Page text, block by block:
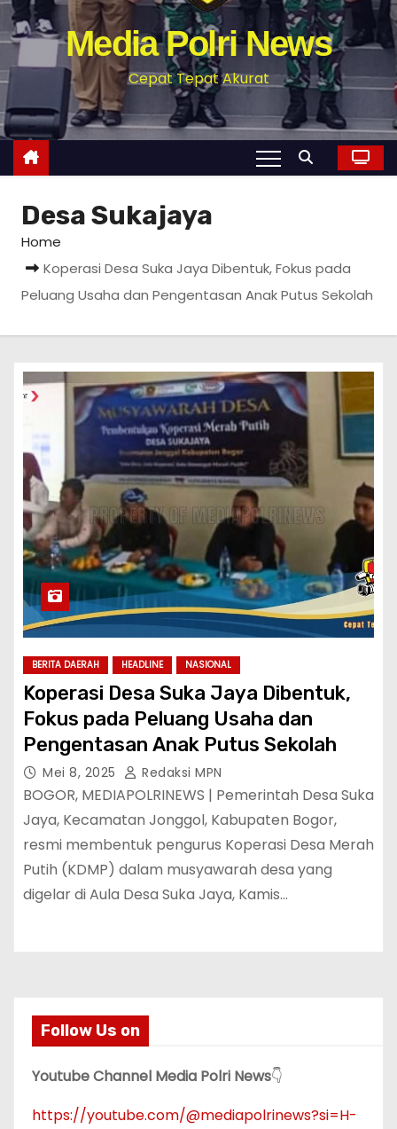
Media Polri News
Cepat Tepat Akurat
Desa Sukajaya
Home
Koperasi Desa Suka Jaya Dibentuk, Fokus pada
Peluang Usaha dan Pengentasan Anak Putus Sekolah
BERITA DAERAH HEADLINE NASIONAL
Koperasi Desa Suka Jaya Dibentuk,
Fokus pada Peluang Usaha dan
Pengentasan Anak Putus Sekolah
Mei 8, 2025 Redaksi MPN
‎‎BOGOR, MEDIAPOLRINEWS | Pemerintah Desa Suka
Jaya, Kecamatan Jonggol, Kabupaten Bogor,
resmi membentuk pengurus Koperasi Desa Merah
Putih (KDMP) dalam musyawarah desa yang
digelar di Aula Desa Suka Jaya, Kamis…
Follow Us on
Youtube Channel Media Polri News👇
https://youtube.com/@mediapolrinews?si=H-